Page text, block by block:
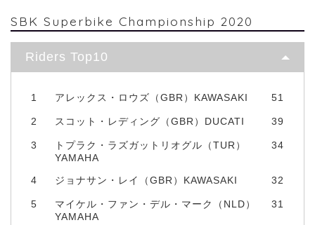
SBK Superbike Championship 2020
Riders Top10
1 アレックス・ロウズ（GBR）KAWASAKI 51
2 スコット・レディング（GBR）DUCATI 39
3
トプラク・ラズガットリオグル（TUR）
YAMAHA
34
4 ジョナサン・レイ（GBR）KAWASAKI 32
5
マイケル・ファン・デル・マーク（NLD）
YAMAHA
31